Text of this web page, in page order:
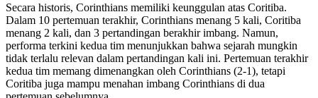
Secara historis, Corinthians memiliki keunggulan atas Coritiba.
Dalam 10 pertemuan terakhir, Corinthians menang 5 kali, Coritiba
menang 2 kali, dan 3 pertandingan berakhir imbang. Namun,
performa terkini kedua tim menunjukkan bahwa sejarah mungkin
tidak terlalu relevan dalam pertandingan kali ini. Pertemuan terakhir
kedua tim memang dimenangkan oleh Corinthians (2-1), tetapi
Coritiba juga mampu menahan imbang Corinthians di dua